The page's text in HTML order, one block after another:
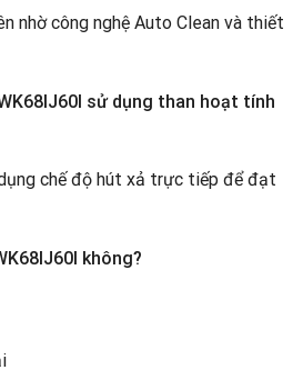
nhờ công nghệ Auto Clean và thiết
sử dụng than hoạt tính
chế độ hút xả trực tiếp để đạt
không?